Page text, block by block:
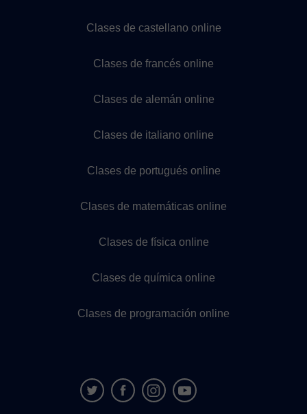
Clases de castellano online
Clases de francés online
Clases de alemán online
Clases de italiano online
Clases de portugués online
Clases de matemáticas online
Clases de física online
Clases de química online
Clases de programación online